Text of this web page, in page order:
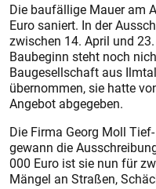
Die baufällige Mauer am
Euro saniert. In der
zwischen 14. April und
Baubeginn steht noch
Baugesellschaft aus
übernommen, sie hatte
Angebot abgegeben.
Die Firma Georg Moll
gewann die
000 Euro ist sie nun für
Mängel an Straßen,